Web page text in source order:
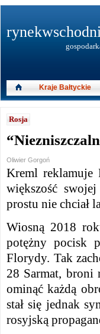
Rosja
Oliwier Gorgoń
Kreml reklamuje
większość
prostu nie chciał
Wiosną 2018
potężny pocisk
Florydy. Tak
28 Sarmat, broni
ominąć każdą
stał się jednak
rosyjską
Kraje Bałtyckie